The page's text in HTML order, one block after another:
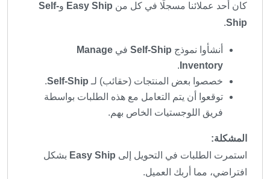
كان أحد عملائنا مسجلًا في كل من Easy Ship وSelf-
Ship
.
أنشأوا نموذج Self-Ship في Manage
Inventory
.
خصصوا بعض المنتجات (حقائب) لـ Self-Ship
.
توقعوا أن يتم التعامل مع هذه الطلبات بواسطة
فريق اللوجستيات الخاص بهم.
المشكلة:
استمرت الطلبات في التحويل إلى Easy Ship بشكل
افتراضي، مما أربك العميل.